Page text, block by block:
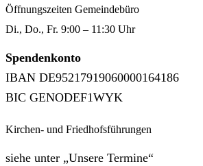
Öffnungszeiten Gemeindebüro
Di., Do., Fr. 9:00 – 11:30 Uhr
Spendenkonto
IBAN DE95217919060000164186
BIC GENODEF1WYK
Kirchen- und Friedhofsführungen
siehe unter „Unsere Termine“